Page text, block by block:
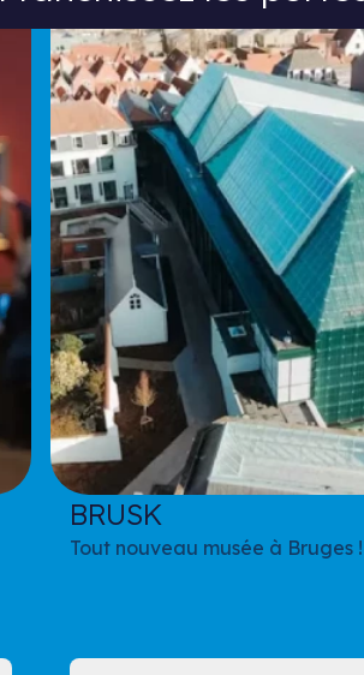
BRUSK
Tout nouveau musée à Bruges !